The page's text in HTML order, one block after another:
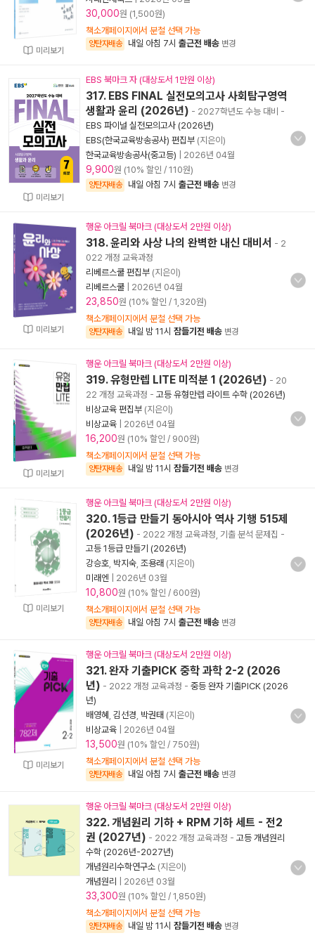
미리보기
30,000원 (1,500원)
책소개페이지에서 분철 선택 가능
양탄자배송 내일 아침 7시 출근전 배송 변경
미리보기
EBS 북마크 자 (대상도서 1만원 이상)
317. EBS FINAL 실전모의고사 사회탐구영역
생활과 윤리 (2026년) - 2027학년도 수능 대비 -
EBS 파이널 실전모의고사 (2026년)
EBS(한국교육방송공사) 편집부 (지은이)
한국교육방송공사(중고등)
2026년 04월
9,900원 (10% 할인 / 110원)
양탄자배송 내일 아침 7시 출근전 배송 변경
미리보기
행운 아크릴 북마크 (대상도서 2만원 이상)
318. 윤리와 사상 나의 완벽한 내신 대비서 - 2
022 개정 교육과정
리베르스쿨 편집부 (지은이)
리베르스쿨
2026년 04월
23,850원 (10% 할인 / 1,320원)
책소개페이지에서 분철 선택 가능
양탄자배송 내일 밤 11시 잠들기전 배송 변경
미리보기
행운 아크릴 북마크 (대상도서 2만원 이상)
319. 유형만렙 LITE 미적분 1 (2026년) - 20
22 개정 교육과정 - 고등 유형만렙 라이트 수학 (2026년)
비상교육 편집부 (지은이)
비상교육
2026년 04월
16,200원 (10% 할인 / 900원)
책소개페이지에서 분철 선택 가능
양탄자배송 내일 밤 11시 잠들기전 배송 변경
미리보기
행운 아크릴 북마크 (대상도서 2만원 이상)
320. 1등급 만들기 동아시아 역사 기행 515제
(2026년) - 2022 개정 교육과정, 기출 분석 문제집 -
고등 1등급 만들기 (2026년)
강승호 박지숙 조용래 (지은이)
미래엔
2026년 03월
10,800원 (10% 할인 / 600원)
책소개페이지에서 분철 선택 가능
양탄자배송 내일 아침 7시 출근전 배송 변경
미리보기
행운 아크릴 북마크 (대상도서 2만원 이상)
321. 완자 기출PICK 중학 과학 2-2 (2026
년) - 2022 개정 교육과정 - 중등 완자 기출PICK (2026
년)
배영혜
김선경 박권태 (지은이)
비상교육
2026년 04월
13,500원 (10% 할인 / 750원)
책소개페이지에서 분철 선택 가능
양탄자배송 내일 아침 7시 출근전 배송 변경
행운 아크릴 북마크 (대상도서 2만원 이상)
322. 개념원리 기하 + RPM 기하 세트 - 전2
권 (2027년) - 2022 개정 교육과정 - 고등 개념원리
수학 (2026년-2027년)
개념원리수학연구소 (지은이)
개념원리
2026년 03월
33,300원 (10% 할인 / 1,850원)
책소개페이지에서 분철 선택 가능
양탄자배송 내일 밤 11시 잠들기전 배송 변경